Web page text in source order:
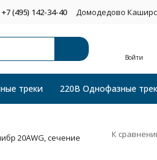
+7 (495) 142-34-40 Домодедово
Войти
треки 220В Однофазные
20AWG, сечение
К